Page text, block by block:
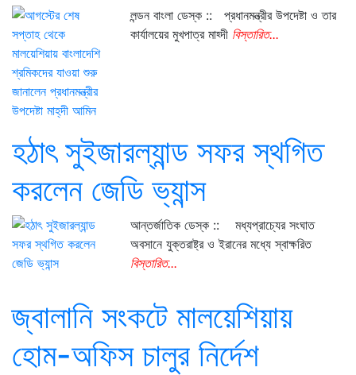
লন্ডন বাংলা ডেস্ক :: প্রধানমন্ত্রীর উপদেষ্টা ও তার
কার্যালয়ের মুখপাত্র মাহ্দী বিস্তারিত...
হঠাৎ সুইজারল্যান্ড সফর স্থগিত
করলেন জেডি ভ্যান্স
আন্তর্জাতিক ডেস্ক :: মধ্যপ্রাচ্যের সংঘাত
অবসানে যুক্তরাষ্ট্র ও ইরানের মধ্যে স্বাক্ষরিত
বিস্তারিত...
জ্বালানি সংকটে মালয়েশিয়ায়
হোম-অফিস চালুর নির্দেশ